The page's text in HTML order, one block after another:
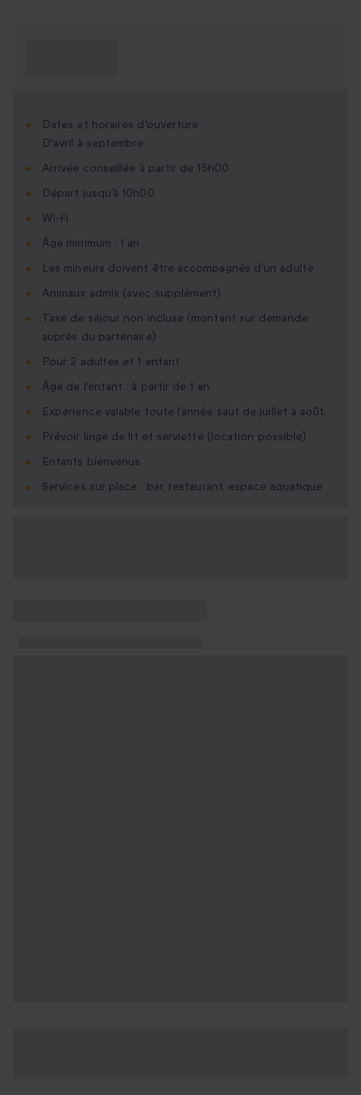
Dates et horaires d'ouverture :
D'avril à septembre.
Arrivée conseillée à partir de 15h00
Départ jusqu’à 10h00
Wi-Fi
Âge minimum : 1 an
Les mineurs doivent être accompagnés d'un adulte
Animaux admis (avec supplément)
Taxe de séjour non incluse (montant sur demande
auprès du partenaire)
Pour 2 adultes et 1 enfant
Âge de l'enfant : à partir de 1 an
Expérience valable toute l’année sauf de juillet à août.
Prévoir linge de lit et serviette (location possible)
Enfants bienvenus
Services sur place : bar, restaurant, espace aquatique